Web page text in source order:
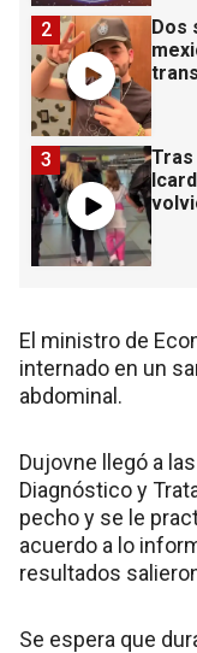
Dos
2
Tras
3
El ministro de
internado en un
abdominal.
Dujovne llegó a
Diagnóstico y
pecho y se le
acuerdo a lo
resultados
Se espera que